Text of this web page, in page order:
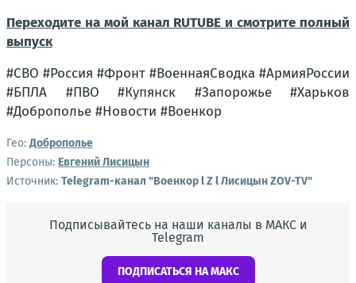
Переходите на мой канал RUTUBE и смотрите полный
выпуск
#СВО #Россия #Фронт #ВоеннаяСводка #АрмияРоссии
#БПЛА #ПВО #Купянск #Запорожье #Харьков
#Доброполье #Новости #Военкор
Гео:Доброполье
Персоны: Евгений Лисицын
Источник: Telegram-канал "Военкор l Z l Лисицын ZOV-TV"
Подписывайтесь на наши каналы в МАКС и
Telegram
ПОДПИСАТЬСЯ НА МАКС